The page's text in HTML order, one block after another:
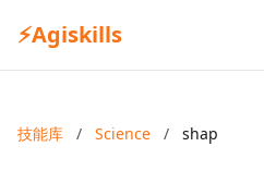
⚡Agiskills
技能库 / Science / shap